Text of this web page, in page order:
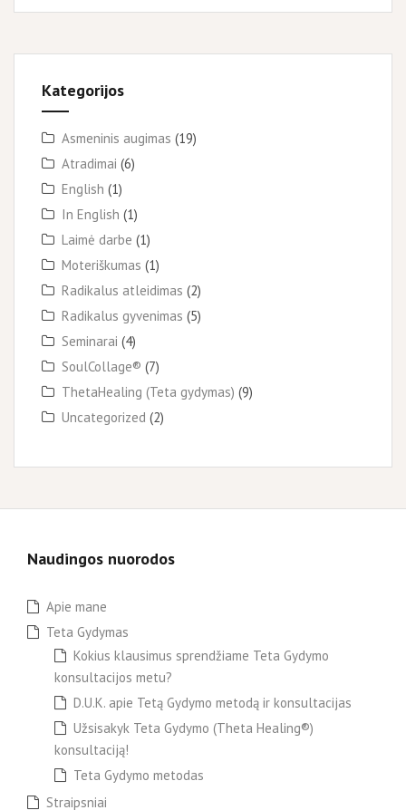
Kategorijos
Asmeninis augimas (19)
Atradimai (6)
English (1)
In English (1)
Laimė darbe (1)
Moteriškumas (1)
Radikalus atleidimas (2)
Radikalus gyvenimas (5)
Seminarai (4)
SoulCollage® (7)
ThetaHealing (Teta gydymas) (9)
Uncategorized (2)
Naudingos nuorodos
Apie mane
Teta Gydymas
Kokius klausimus sprendžiame Teta Gydymo
konsultacijos metu?
D.U.K. apie Tetą Gydymo metodą ir konsultacijas
Užsisakyk Teta Gydymo (Theta Healing®)
konsultaciją!
Teta Gydymo metodas
Straipsniai